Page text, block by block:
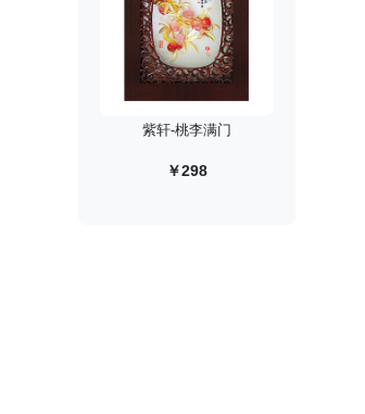
紫轩-桃李满门
￥298